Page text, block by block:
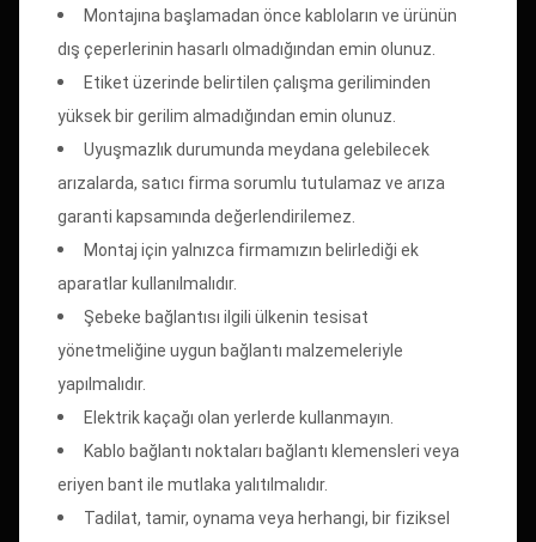
Montajına başlamadan önce kabloların ve ürünün
dış çeperlerinin hasarlı olmadığından emin olunuz.
Etiket üzerinde belirtilen çalışma geriliminden
yüksek bir gerilim almadığından emin olunuz.
Uyuşmazlık durumunda meydana gelebilecek
arızalarda, satıcı firma sorumlu tutulamaz ve arıza
garanti kapsamında değerlendirilemez.
Montaj için yalnızca firmamızın belirlediği ek
aparatlar kullanılmalıdır.
Şebeke bağlantısı ilgili ülkenin tesisat
yönetmeliğine uygun bağlantı malzemeleriyle
yapılmalıdır.
Elektrik kaçağı olan yerlerde kullanmayın.
Kablo bağlantı noktaları bağlantı klemensleri veya
eriyen bant ile mutlaka yalıtılmalıdır.
Tadilat, tamir, oynama veya herhangi, bir fiziksel